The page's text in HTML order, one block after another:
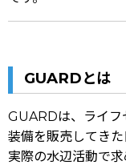
GUARDとは
GUARDは、ライフ
装備を販売してきた
実際の水辺活動で